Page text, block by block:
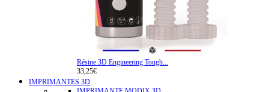
Résine 3D Engineering Tough...
33,25€
IMPRIMANTES 3D